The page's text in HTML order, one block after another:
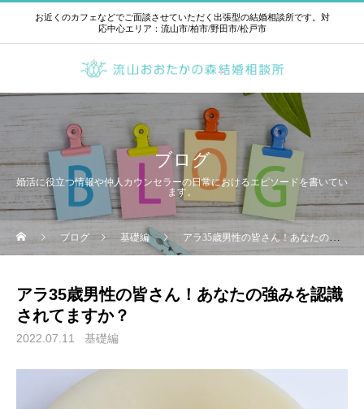
お近くのカフェなどでご面談させていただく出張型の結婚相談所です。対
応中心エリア：流山市/柏市/野田市/松戸市
ブログ
婚活に役立つ情報や仲人カウンセラーの日常におけるエピソードを書いてい
ます。
ブログ 基礎編 アラ35歳男性の皆さん！あなたの強みを認識されてますか？
アラ35歳男性の皆さん！あなたの強みを認識
されてますか？
2022.07.11 基礎編